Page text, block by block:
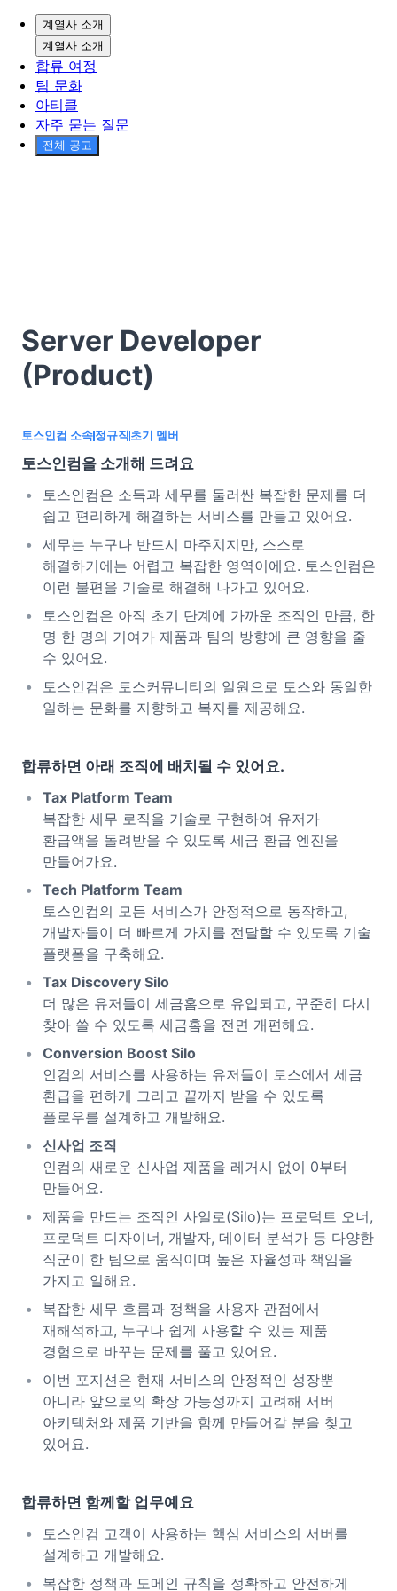
계열사 소개
계열사 소개
합류 여정
팀 문화
아티클
자주 묻는 질문
전체 공고
Server Developer
(Product)
토스인컴 소속정규직초기 멤버
토스인컴을 소개해 드려요
토스인컴은 소득과 세무를 둘러싼 복잡한 문제를 더
쉽고 편리하게 해결하는 서비스를 만들고 있어요.
세무는 누구나 반드시 마주치지만, 스스로
해결하기에는 어렵고 복잡한 영역이에요. 토스인컴은
이런 불편을 기술로 해결해 나가고 있어요.
토스인컴은 아직 초기 단계에 가까운 조직인 만큼, 한
명 한 명의 기여가 제품과 팀의 방향에 큰 영향을 줄
수 있어요.
토스인컴은 토스커뮤니티의 일원으로 토스와 동일한
일하는 문화를 지향하고 복지를 제공해요.
합류하면 아래 조직에 배치될 수 있어요.
Tax Platform Team
복잡한 세무 로직을 기술로 구현하여 유저가
환급액을 돌려받을 수 있도록 세금 환급 엔진을
만들어가요.
Tech Platform Team
토스인컴의 모든 서비스가 안정적으로 동작하고,
개발자들이 더 빠르게 가치를 전달할 수 있도록 기술
플랫폼을 구축해요.
Tax Discovery Silo
더 많은 유저들이 세금홈으로 유입되고, 꾸준히 다시
찾아 쓸 수 있도록 세금홈을 전면 개편해요.
Conversion Boost Silo
인컴의 서비스를 사용하는 유저들이 토스에서 세금
환급을 편하게 그리고 끝까지 받을 수 있도록
플로우를 설계하고 개발해요.
신사업 조직
인컴의 새로운 신사업 제품을 레거시 없이 0부터
만들어요.
제품을 만드는 조직인 사일로(Silo)는 프로덕트 오너,
프로덕트 디자이너, 개발자, 데이터 분석가 등 다양한
직군이 한 팀으로 움직이며 높은 자율성과 책임을
가지고 일해요.
복잡한 세무 흐름과 정책을 사용자 관점에서
재해석하고, 누구나 쉽게 사용할 수 있는 제품
경험으로 바꾸는 문제를 풀고 있어요.
이번 포지션은 현재 서비스의 안정적인 성장뿐
아니라 앞으로의 확장 가능성까지 고려해 서버
아키텍처와 제품 기반을 함께 만들어갈 분을 찾고
있어요.
합류하면 함께할 업무예요
토스인컴 고객이 사용하는 핵심 서비스의 서버를
설계하고 개발해요.
복잡한 정책과 도메인 규칙을 정확하고 안전하게